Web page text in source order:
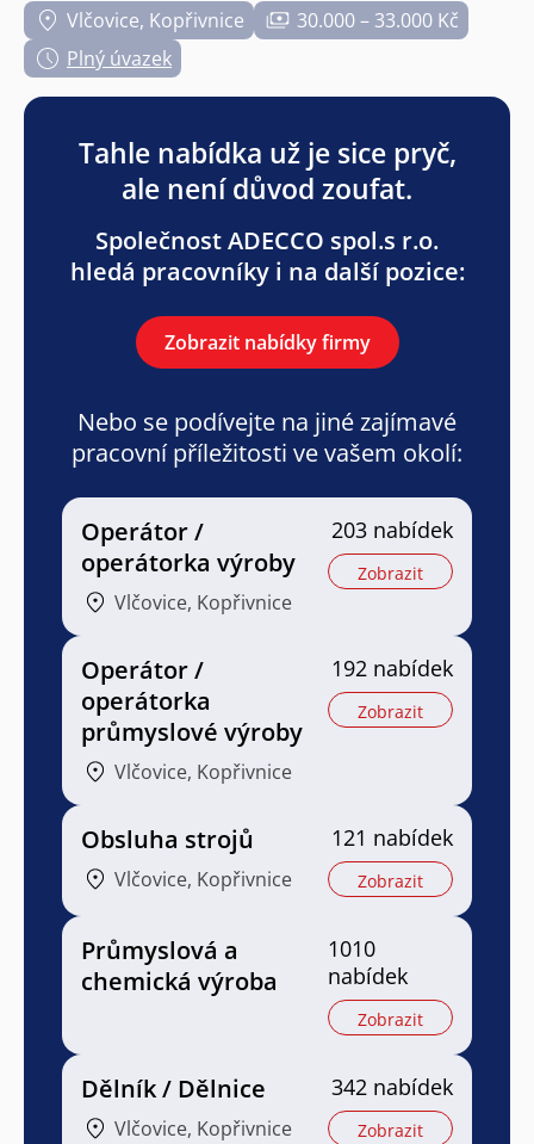
Vlčovice, Kopřivnice
30.000 – 33.000 Kč
Plný úvazek
Tahle nabídka už je sice pryč,
ale není důvod zoufat.
Společnost ADECCO spol.s r.o.
hledá pracovníky i na další pozice:
Zobrazit nabídky firmy
Nebo se podívejte na jiné zajímavé
pracovní příležitosti ve vašem okolí:
Operátor /
operátorka výroby
Vlčovice, Kopřivnice
203 nabídek
Zobrazit
Operátor /
operátorka
průmyslové výroby
Vlčovice, Kopřivnice
192 nabídek
Zobrazit
Obsluha strojů
Vlčovice, Kopřivnice
121 nabídek
Zobrazit
Průmyslová a
chemická výroba
1010
nabídek
Zobrazit
Dělník / Dělnice
Vlčovice, Kopřivnice
342 nabídek
Zobrazit